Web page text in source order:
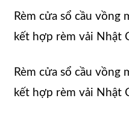
Rèm cửa sổ cầu vồng
kết hợp rèm vải Nhật
Rèm cửa sổ cầu vồng
kết hợp rèm vải Nhật